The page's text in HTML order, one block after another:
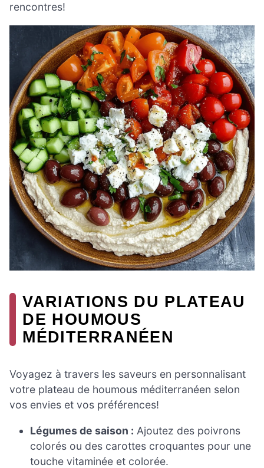
rencontres!
VARIATIONS DU PLATEAU
DE HOUMOUS
MÉDITERRANÉEN
Voyagez à travers les saveurs en personnalisant
votre plateau de houmous méditerranéen selon
vos envies et vos préférences!
Légumes de saison : Ajoutez des poivrons
colorés ou des carottes croquantes pour une
touche vitaminée et colorée.